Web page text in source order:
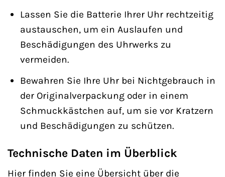
Lassen Sie die Batterie Ihrer Uhr rechtzeitig
austauschen, um ein Auslaufen und
Beschädigungen des Uhrwerks zu
vermeiden.
Bewahren Sie Ihre Uhr bei Nichtgebrauch in
der Originalverpackung oder in einem
Schmuckkästchen auf, um sie vor Kratzern
und Beschädigungen zu schützen.
Technische Daten im Überblick
Hier finden Sie eine Übersicht über die